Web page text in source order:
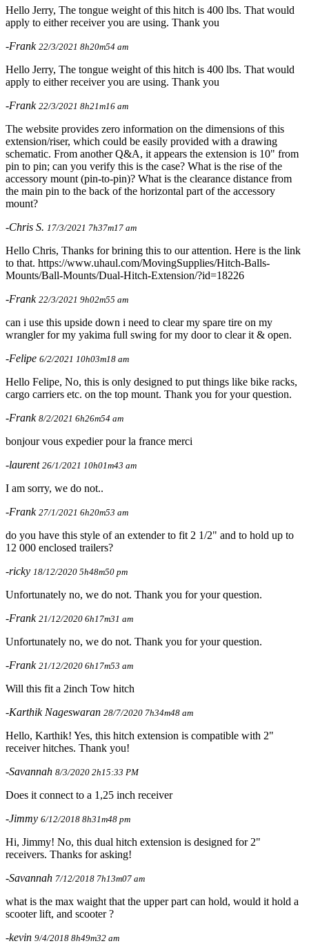
Hello Jerry, The tongue weight of this hitch is 400 lbs. That would
apply to either receiver you are using. Thank you
-Frank 22/3/2021 8h20m54 am
Hello Jerry, The tongue weight of this hitch is 400 lbs. That would
apply to either receiver you are using. Thank you
-Frank 22/3/2021 8h21m16 am
The website provides zero information on the dimensions of this
extension/riser, which could be easily provided with a drawing
schematic. From another Q&A, it appears the extension is 10" from
pin to pin; can you verify this is the case? What is the rise of the
accessory mount (pin-to-pin)? What is the clearance distance from
the main pin to the back of the horizontal part of the accessory
mount?
-Chris S. 17/3/2021 7h37m17 am
Hello Chris, Thanks for brining this to our attention. Here is the link
to that. https://www.uhaul.com/MovingSupplies/Hitch-Balls-
Mounts/Ball-Mounts/Dual-Hitch-Extension/?id=18226
-Frank 22/3/2021 9h02m55 am
can i use this upside down i need to clear my spare tire on my
wrangler for my yakima full swing for my door to clear it & open.
-Felipe 6/2/2021 10h03m18 am
Hello Felipe, No, this is only designed to put things like bike racks,
cargo carriers etc. on the top mount. Thank you for your question.
-Frank 8/2/2021 6h26m54 am
bonjour vous expedier pour la france merci
-laurent 26/1/2021 10h01m43 am
I am sorry, we do not..
-Frank 27/1/2021 6h20m53 am
do you have this style of an extender to fit 2 1/2" and to hold up to
12 000 enclosed trailers?
-ricky 18/12/2020 5h48m50 pm
Unfortunately no, we do not. Thank you for your question.
-Frank 21/12/2020 6h17m31 am
Unfortunately no, we do not. Thank you for your question.
-Frank 21/12/2020 6h17m53 am
Will this fit a 2inch Tow hitch
-Karthik Nageswaran 28/7/2020 7h34m48 am
Hello, Karthik! Yes, this hitch extension is compatible with 2"
receiver hitches. Thank you!
-Savannah 8/3/2020 2h15:33 PM
Does it connect to a 1,25 inch receiver
-Jimmy 6/12/2018 8h31m48 pm
Hi, Jimmy! No, this dual hitch extension is designed for 2"
receivers. Thanks for asking!
-Savannah 7/12/2018 7h13m07 am
what is the max waight that the upper part can hold, would it hold a
scooter lift, and scooter ?
-kevin 9/4/2018 8h49m32 am